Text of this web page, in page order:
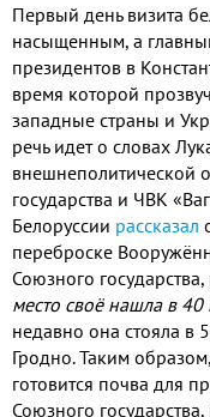
Первый день визита
насыщенным, а
президентов в
время которой
западные страны и
речь идет о словах
внешнеполитической
государства и ЧВК
Белоруссии рассказал
переброске
Союзного государства,
место своё нашла в 40
недавно она стояла в
Гродно.Таким образом,
готовится почва для
Союзного государства,